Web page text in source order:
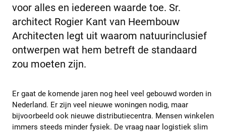
voor alles en iedereen waarde toe. Sr.
architect Rogier Kant van Heembouw
Architecten legt uit waarom natuurinclusief
ontwerpen wat hem betreft de standaard
zou moeten zijn.
Er gaat de komende jaren nog heel veel gebouwd worden in
Nederland. Er zijn veel nieuwe woningen nodig, maar
bijvoorbeeld ook nieuwe distributiecentra. Mensen winkelen
immers steeds minder fysiek. De vraag naar logistiek slim